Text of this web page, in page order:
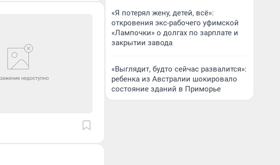
«Я потерял жену, детей, всё»:
откровения экс-рабочего уфимской
«Лампочки» о долгах по зарплате и
закрытии завода
«Выглядит, будто сейчас развалится»:
ребенка из Австралии шокировало
состояние зданий в Приморье